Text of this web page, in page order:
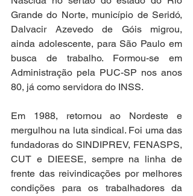
Grande do Norte, município de Seridó,
Dalvacir Azevedo de Góis migrou,
ainda adolescente, para São Paulo em
busca de trabalho. Formou-se em
Administração pela PUC-SP nos anos
80, já como servidora do INSS.
Em 1988, retornou ao Nordeste e
mergulhou na luta sindical. Foi uma das
fundadoras do SINDIPREV, FENASPS,
CUT e DIEESE, sempre na linha de
frente das reivindicações por melhores
condições para os trabalhadores da